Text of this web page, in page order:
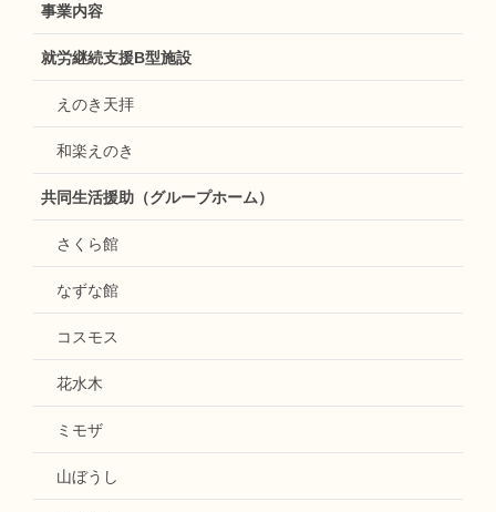
事業内容
就労継続支援B型施設
えのき天拝
和楽えのき
共同生活援助（グループホーム）
さくら館
なずな館
コスモス
花水木
ミモザ
山ぼうし